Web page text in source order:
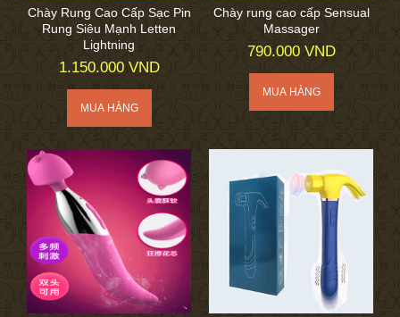
Chày Rung Cao Cấp Sạc Pin
Rung Siêu Mạnh Letten
Lightning
1.150.000 VND
Chày rung cao cấp Sensual
Massager
790.000 VND